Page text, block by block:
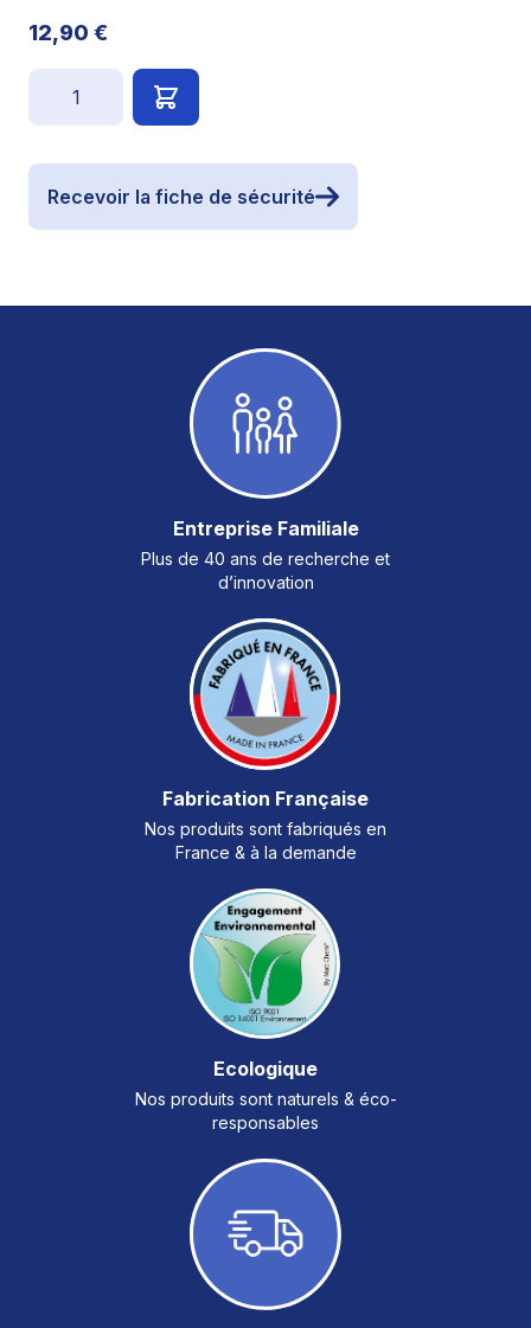
12,90 €
Recevoir la fiche de sécurité
Entreprise Familiale
Plus de 40 ans de recherche et
d’innovation
Fabrication Française
Nos produits sont fabriqués en
France & à la demande
Ecologique
Nos produits sont naturels & éco-
responsables